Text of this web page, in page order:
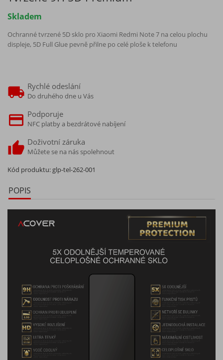
Skladem
Ochranné tvrzené 5D sklo pro Xiaomi Redmi Note 7 na celou plochu
displeje, 5D Full Glue pevně přilne po celé ploše k telefonu
Rychlé odeslání
Do druhého dne u Vás
Podporuje
NFC platby a bezdrátové nabíjení
Doživotní záruka
Můžete se na nás spolehnout
Kód produktu: glp-tel-262-001
POPIS